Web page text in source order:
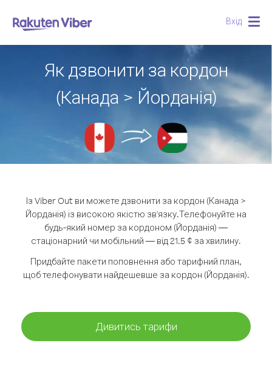
Вхід
Як дзвонити за кордон
(Канада > Йорданія)
Із Viber Out ви можете дзвонити за кордон (Канада >
Йорданія) із високою якістю зв'язку.Телефонуйте на
будь-який номер за кордоном (Йорданія) —
стаціонарний чи мобільний — від 21.5 ¢ за хвилину.
Придбайте пакети поповнення або тарифний план,
щоб телефонувати найдешевше за кордон (Йорданія).
Дивитись тарифи